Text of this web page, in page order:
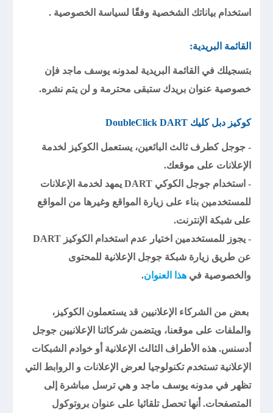
استخدام بياناتك الشخصية وفقًا لسياسة الخصوصية .
القائمة البريدية:
بتسجيلك في القائمة البريدية لمدونه يوسف ماجد فإن
خصوصية عنوان بريدك ستبقى محترمة و لن يتم نشره.
كوكيز دبل كليك DoubleClick DART
- جوجل كطرف ثالث البائعين، يستعمل الكوكيز لخدمة
الإعلانات على موقعك.
- استخدام جوجل الكوكي DART يمهد لخدمة الإعلانات
للمستخدمين بناء على زيارة المواقع وغيرها من المواقع
على شبكة الإنترنت.
- يجوز للمستخدمين اختيار عدم استخدام الكوكيز DART
عن طريق زيارة شبكة جوجل الإعلانية للمحتوى
والخصوصية في هذا العنوان.
بعض من الشركاء الإعلانيين قد يستعملون الكوكيز،
والملفات على موقعنا، ويتضمن شركائنا الإعلانيين جوجل
أدسنس. هذه الأطراف الثالث الإعلانية أو خوادم الشبكات
الإعلانية تستخدم تكنولوجيا لعرض الإعلانات و الروابط التي
تظهر في مدونه يوسف ماجد و هي ترسل مباشرة إلى
المتصفحات. أنها تحصل تلقائيا على عنوان بروتوكول